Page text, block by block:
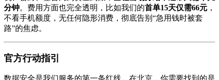
分钟。费用方面也完全透明，比如我们的首单15天仅需66元 ，
不看手机额度，无任何隐形消费，彻底告别“急用钱时被套
路”的焦虑。
官方行动指引